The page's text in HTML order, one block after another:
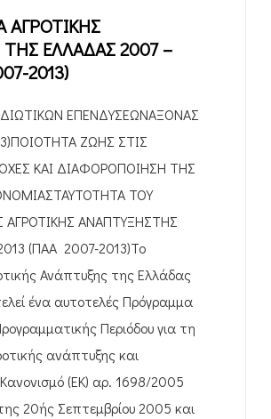
ΕΛΛΑΔΑΣ 2007 –
2013)
ΕΠΕΝΔΥΣΕΩΝΑΞΟΝΑΣ
ΖΩΗΣ ΣΤΙΣ
ΚΑΙ ΔΙΑΦΟΡΟΠΟΙΗΣΗ ΤΗΣ
ΤΟΥ
ΑΝΑΠΤΥΞΗΣΤΗΣ
(ΠΑΑ 2007-2013)Το
Ανάπτυξης της Ελλάδας
ένα αυτοτελές Πρόγραμμα
Περιόδου για τη
ανάπτυξης και
(ΕΚ) αρ. 1698/2005
20ής Σεπτεμβρίου 2005 και